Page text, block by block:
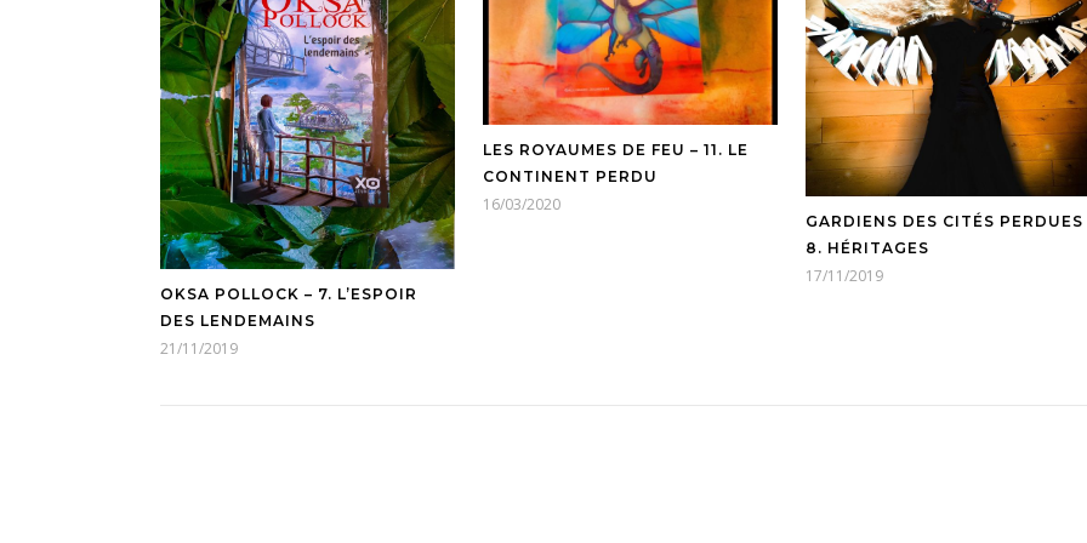
OKSA POLLOCK – 7. L’ESPOIR
DES LENDEMAINS
21/11/2019
LES ROYAUMES DE FEU – 11. LE
CONTINENT PERDU
16/03/2020
GARDIENS DES CITÉS PERDUES
8. HÉRITAGES
17/11/2019